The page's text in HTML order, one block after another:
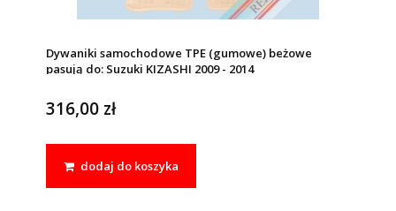
Dywaniki samochodowe TPE (gumowe) beżowe
pasują do: Suzuki KIZASHI 2009 - 2014
316,00 zł
dodaj do koszyka